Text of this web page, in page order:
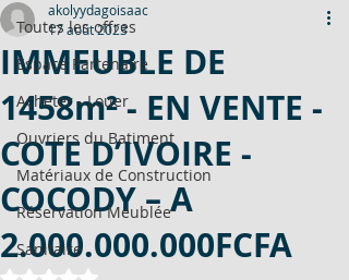
Toutes les offres
Espace Partenaire
Acheter - Louer
Ouvriers du Batiment
Matériaux de Construction
Réservation Meublée
Sanitaire
IMMEUBLE DE
1458m² - EN VENTE -
COTE D’IVOIRE -
COCODY – A
2.000.000.000FCFA
akolyydagoisaac
17 août 2023